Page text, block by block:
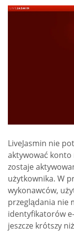
LiveJasmin nie
aktywować
zostaje
użytkownika. W
wykonawców,
przeglądania nie
identyfikatorów
jeszcze krótszy